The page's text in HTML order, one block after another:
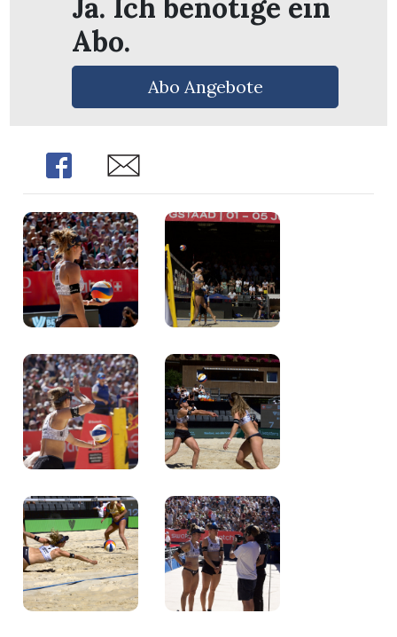
Ja. Ich benötige ein
Abo.
Abo Angebote
Share Share